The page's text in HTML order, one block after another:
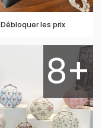
Débloquer les prix
8+